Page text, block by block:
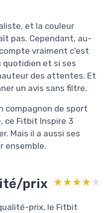
et la couleur
pas. Cependant, au-
vraiment c'est
quotidien et si ses
des attentes. Et
un avis sans filtre.
compagnon de sport
ce Fitbit Inspire 3
Mais il a aussi ses
ensemble.
prix ★★★★★
★★★★★
prix, le Fitbit